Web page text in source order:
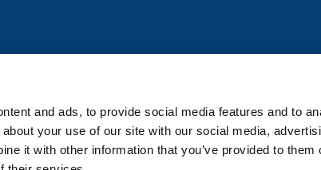
and ads, to provide social media features and to
your use of our site with our social media,
it with other information that you’ve provided to them